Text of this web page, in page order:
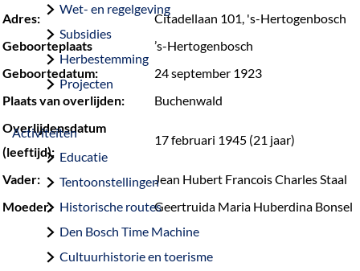
Wet- en regelgeving
Subsidies
Herbestemming
Projecten
Activiteiten
Educatie
Tentoonstellingen
Historische routes
Den Bosch Time Machine
Cultuurhistorie en toerisme
Adres:
Citadellaan 101, 's-Hertogenbosch
Geboorteplaats
’s-Hertogenbosch
Geboortedatum:
24 september 1923
Plaats van overlijden:
Buchenwald
Overlijdensdatum
(leeftijd):
17 februari 1945 (21 jaar)
Vader:
Jean Hubert Francois Charles Staal
Moeder:
Geertruida Maria Huberdina Bonsel